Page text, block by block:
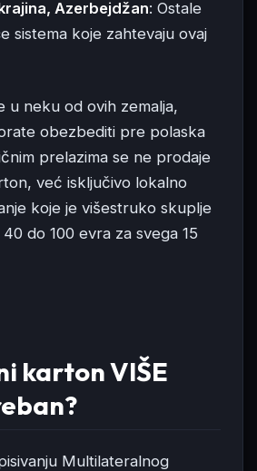
Azerbejdžan: Ostale
sistema koje zahtevaju ovaj
u neku od ovih zemalja,
obezbediti pre polaska
prelazima se ne prodaje
već isključivo lokalno
koje je višestruko skuplje
do 100 evra za svega 15
karton VIŠE
Multilateralnog